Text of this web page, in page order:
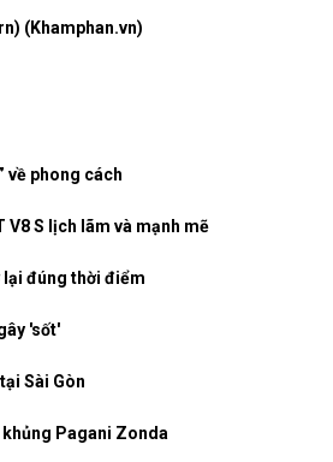
(Khamphan.vn)
về phong cách
V8 S lịch lãm và mạnh mẽ
đúng thời điểm
'sốt'
Sài Gòn
Pagani Zonda